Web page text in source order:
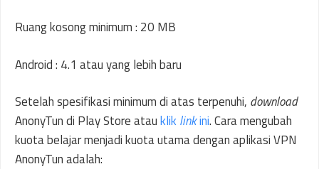
Ruang kosong minimum : 20 MB
Android : 4.1 atau yang lebih baru
Setelah spesifikasi minimum di atas terpenuhi, download
AnonyTun di Play Store atauklik linkini. Cara mengubah
kuota belajar menjadi kuota utama dengan aplikasi VPN
AnonyTun adalah: